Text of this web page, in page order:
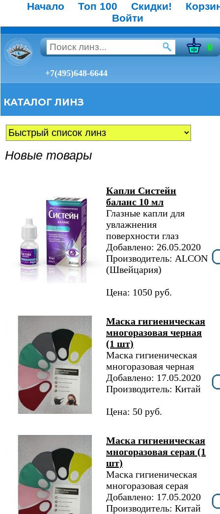
Начало Топ 100 Скидки!
Войти
0
+7(495)648-6644
КАТАЛОГ ЛИНЗ
Новые товары
Капли Систейн
баланс 10 мл
Глазные капли для
увлажнения
поверхности глаз
Добавлено: 26.05.2020
Производитель: ALCON
(Швейцария)
Цена: 1050 руб.
Маска гигиеническая
многоразовая черная
(1 шт)
Маска гигиеническая
многоразовая черная
Добавлено: 17.05.2020
Производитель: Китай
Цена: 50 руб.
Маска гигиеническая
многоразовая серая (1
шт)
Маска гигиеническая
многоразовая серая
Добавлено: 17.05.2020
Производитель: Китай